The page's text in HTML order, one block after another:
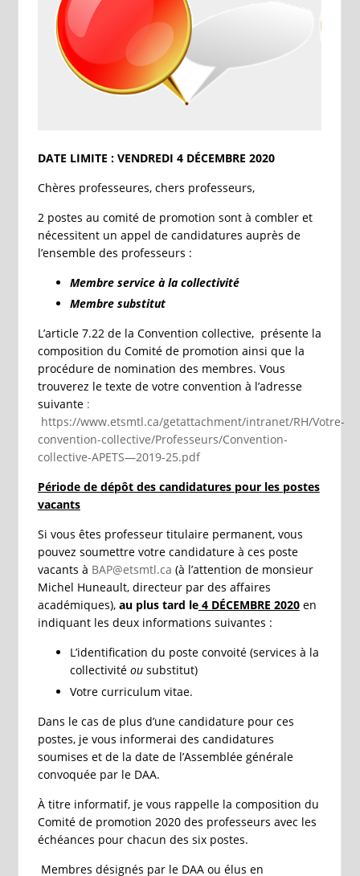
DATE LIMITE : VENDREDI 4 DÉCEMBRE 2020
Chères professeures, chers professeurs,
2 postes au comité de promotion sont à combler et
nécessitent un appel de candidatures auprès de
l’ensemble des professeurs :
Membre service à la collectivité
Membre substitut
L’article 7.22 de la Convention collective, présente la
composition du Comité de promotion ainsi que la
procédure de nomination des membres. Vous
trouverez le texte de votre convention à l’adresse
suivante :
https://www.etsmtl.ca/getattachment/intranet/RH/Votre-
convention-collective/Professeurs/Convention-
collective-APETS—2019-25.pdf
Période de dépôt des candidatures pour les postes
vacants
Si vous êtes professeur titulaire permanent, vous
pouvez soumettre votre candidature à ces poste
vacants à BAP@etsmtl.ca (à l’attention de monsieur
Michel Huneault, directeur par des affaires
académiques), au plus tard le4 DÉCEMBRE 2020en
indiquant les deux informations suivantes :
L’identification du poste convoité (services à la
collectivité ousubstitut)
Votre curriculum vitae.
Dans le cas de plus d’une candidature pour ces
postes, je vous informerai des candidatures
soumises et de la date de l’Assemblée générale
convoquée par le DAA.
À titre informatif, je vous rappelle la composition du
Comité de promotion 2020 des professeurs avec les
échéances pour chacun des six postes.
Membres désignés par le DAA ou élus en